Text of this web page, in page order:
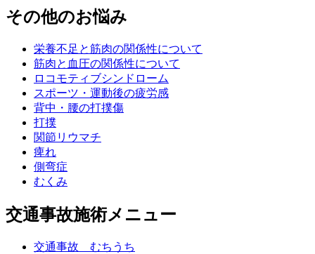
その他のお悩み
栄養不足と筋肉の関係性について
筋肉と血圧の関係性について
ロコモティブシンドローム
スポーツ・運動後の疲労感
背中・腰の打撲傷
打撲
関節リウマチ
痺れ
側弯症
むくみ
交通事故施術メニュー
交通事故 むちうち